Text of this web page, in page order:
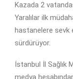
Kazada 2
Yaralılar ilk
hastanelere sevk
sürdürüyor.
İstanbul İl Sağlık
medya